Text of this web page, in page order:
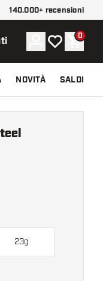
140.000+ recensioni
Account
La mia lista
0
NOVITÀ SALDI
23g